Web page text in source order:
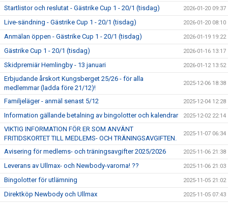
Startlistor och reslutat - Gästrike Cup 1 - 20/1 (tisdag) 2026-01-20 09:37
Live-sändning - Gästrike Cup 1 - 20/1 (tisdag) 2026-01-20 08:10
Anmälan öppen - Gästrike Cup 1 - 20/1 (tisdag) 2026-01-19 19:22
Gästrike Cup 1 - 20/1 (tisdag) 2026-01-16 13:17
Skidpremiär Hemlingby - 13 januari 2026-01-12 13:52
Erbjudande årskort Kungsberget 25/26 - för alla
medlemmar (ladda före 21/12)!
2025-12-06 18:38
Familjeläger - anmäl senast 5/12 2025-12-04 12:28
Information gällande betalning av bingolotter och kalendrar 2025-12-02 22:14
VIKTIG INFORMATION FÖR ER SOM ANVÄNT
FRITIDSKORTET TILL MEDLEMS- OCH TRÄNINGSAVGIFTEN.
2025-11-07 06:34
Avisering för medlems- och träningsavgifter 2025/2026 2025-11-06 21:38
Leverans av Ullmax- och Newbody-varorna! ?? 2025-11-06 21:03
Bingolotter för utlämning 2025-11-05 21:02
Direktköp Newbody och Ullmax 2025-11-05 07:43